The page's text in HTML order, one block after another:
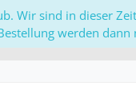
Wir sind in dieser
werden